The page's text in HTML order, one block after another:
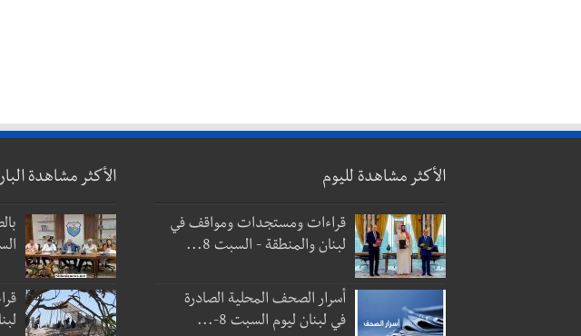
الأكثر مشاهدة لليوم
قراءات ومستجدات ومواقف في
لبنان والمنطقة - السبت 8...
أسرار الصحف المحلية الصادرة
في لبنان ليوم السبت 8-...
الأكثر مشاهدة